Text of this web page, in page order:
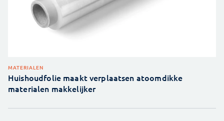
MATERIALEN
Huishoudfolie maakt verplaatsen atoomdikke
materialen makkelijker